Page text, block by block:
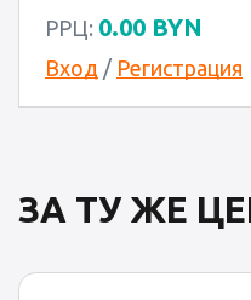
РРЦ: 0.00 BYN
Вход / Регистрация
ЗА ТУ ЖЕ